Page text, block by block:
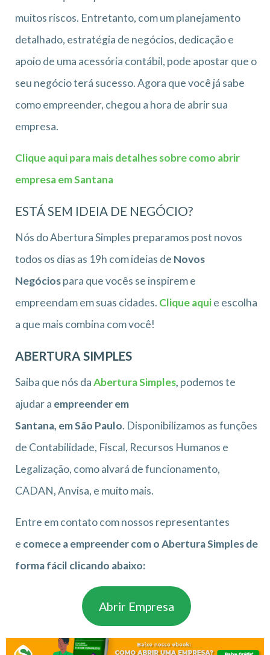
muitos riscos. Entretanto, com um planejamento
detalhado, estratégia de negócios, dedicação e
apoio de uma acessória contábil, pode apostar que o
seu negócio terá sucesso. Agora que você já sabe
como empreender, chegou a hora de abrir sua
empresa.
Clique aqui para mais detalhes sobre como abrir
empresa em Santana
ESTÁ SEM IDEIA DE NEGÓCIO?
Nós do Abertura Simples preparamos post novos
todos os dias as 19h com ideias de Novos
Negóciospara que vocês se inspirem e
empreendam em suas cidades. Clique aquie escolha
a que mais combina com você!
ABERTURA SIMPLES
Saiba que nós daAbertura Simples, podemos te
ajudar a empreender em
Santana, em São Paulo. Disponibilizamos as funções
de Contabilidade, Fiscal, Recursos Humanos e
Legalização, como alvará de funcionamento,
CADAN, Anvisa, e muito mais.
Entre em contato com nossos representantes
e comece a empreender com o Abertura Simples de
forma fácil clicando abaixo:
Abrir Empresa